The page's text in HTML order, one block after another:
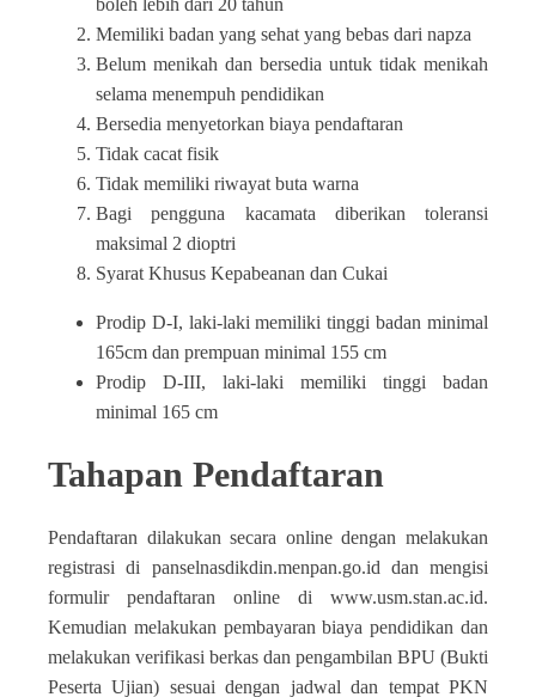
boleh lebih dari 20 tahun
Memiliki badan yang sehat yang bebas dari napza
Belum menikah dan bersedia untuk tidak menikah
selama menempuh pendidikan
Bersedia menyetorkan biaya pendaftaran
Tidak cacat fisik
Tidak memiliki riwayat buta warna
Bagi pengguna kacamata diberikan toleransi
maksimal 2 dioptri
Syarat Khusus Kepabeanan dan Cukai
Prodip D-I, laki-laki memiliki tinggi badan minimal
165cm dan prempuan minimal 155 cm
Prodip D-III, laki-laki memiliki tinggi badan
minimal 165 cm
Tahapan Pendaftaran
Pendaftaran dilakukan secara online dengan melakukan
registrasi di panselnasdikdin.menpan.go.id dan mengisi
formulir pendaftaran online di www.usm.stan.ac.id.
Kemudian melakukan pembayaran biaya pendidikan dan
melakukan verifikasi berkas dan pengambilan BPU (Bukti
Peserta Ujian) sesuai dengan jadwal dan tempat PKN